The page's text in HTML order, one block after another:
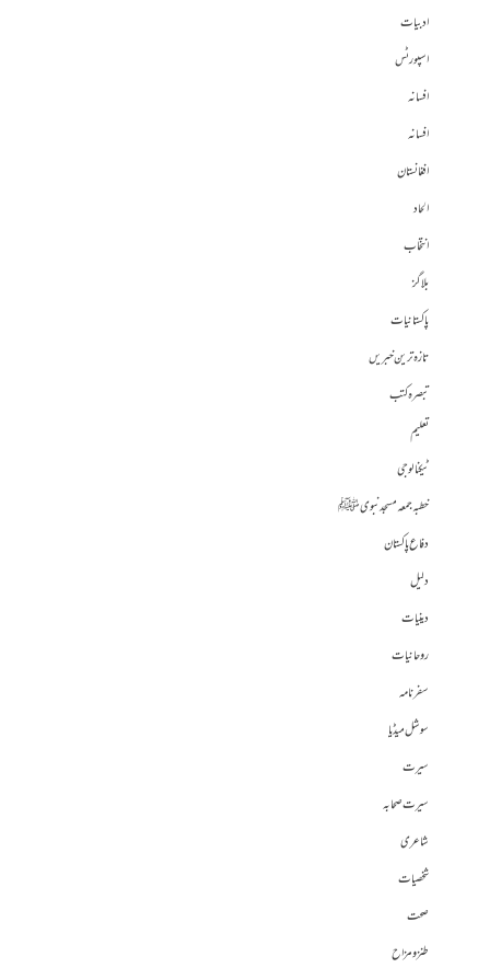
ادبیات
اسپورٹس
افسانہ
افسانہ
افغانستان
الحاد
انتخاب
بلاگز
پاکستانیات
تازہ ترین خبریں
تبصرہ کتب
تعلیم
ٹیکنالوجی
خطبہ جمعہ مسجد نبوی ﷺ
دفاع پاکستان
دلیل
دینیات
روحانیات
سفرنامہ
سوشل میڈیا
سیرت
سیرت صحابہ
شاعری
شخصیات
صحت
طنز و مزاح